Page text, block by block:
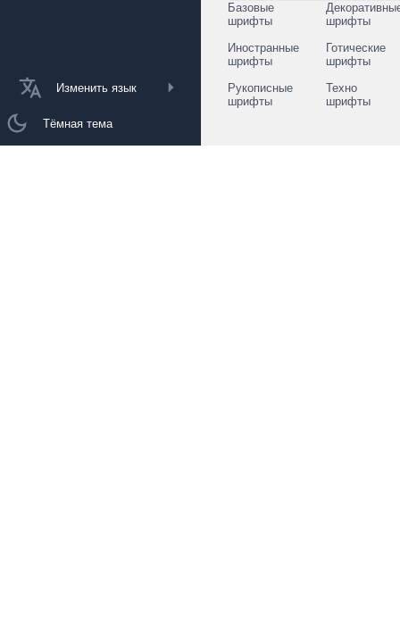
Изменить язык
Тёмная тема
Базовые
шрифты
шрифты
Иностранные
шрифты
Готические
шрифты
Рукописные
шрифты
Техно
шрифты